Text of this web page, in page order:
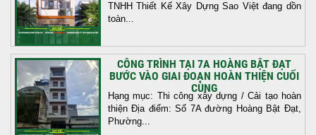
TNHH Thiết Kế Xây Dựng Sao Việt đang dồn
toàn...
CÔNG TRÌNH TẠI 7A HOÀNG BẬT ĐẠT
BƯỚC VÀO GIAI ĐOẠN HOÀN THIỆN CUỐI
CÙNG
Hạng mục: Thi công xây dựng / Cải tạo hoàn
thiện Địa điểm: Số 7A đường Hoàng Bật Đạt,
Phường...